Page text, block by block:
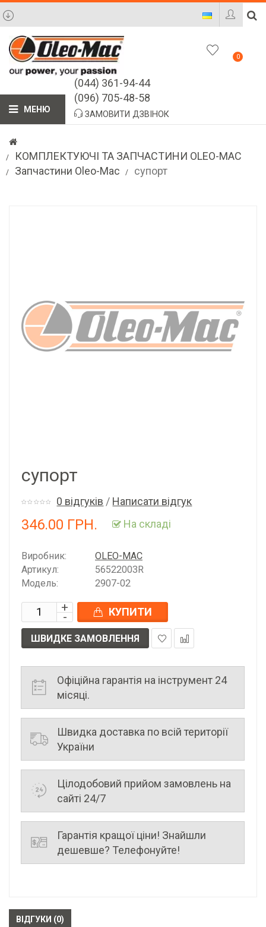
0
(044) 361-94-44
(096) 705-48-58
ЗАМОВИТИ ДЗВІНОК
МЕНЮ
КОМПЛЕКТУЮЧІ ТА ЗАПЧАСТИНИ OLEO-MAC
Запчастини Oleo-Mac
cупорт
cупорт
0 відгуків / Написати відгук
346.00 ГРН. На складі
Виробник:
OLEO-MAC
Артикул:
56522003R
Модель:
2907-02
КУПИТИ
ШВИДКЕ ЗАМОВЛЕННЯ
Офіційна гарантія на інструмент 24
місяці.
Швидка доставка по всій території
України
Цілодобовий прийом замовлень на
сайті 24/7
Гарантія кращої ціни! Знайшли
дешевше? Телефонуйте!
ВІДГУКИ (0)